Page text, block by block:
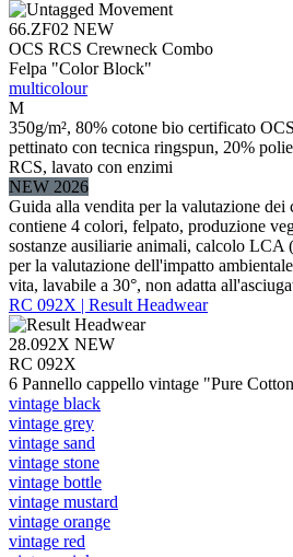
66.ZF02 NEW
OCS RCS Crewneck Combo
Felpa "Color Block"
multicolour
M
350g/m², 80% cotone bio certificato
pettinato con tecnica ringspun, 20%
RCS, lavato con enzimi
NEW 2026
Guida alla vendita per la valutazione dei
contiene 4 colori, felpato, produzione
sostanze ausiliarie animali, calcolo LCA
per la valutazione dell'impatto
vita, lavabile a 30°, non adatta
RC 092X | Result Headwear
28.092X NEW
RC 092X
6 Pannello cappello vintage "Pure
vintage black
vintage grey
vintage sand
vintage stone
vintage bottle
vintage mustard
vintage orange
vintage red